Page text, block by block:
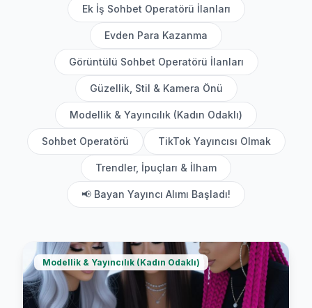
Ek İş Sohbet Operatörü İlanları
Evden Para Kazanma
Görüntülü Sohbet Operatörü İlanları
Güzellik, Stil & Kamera Önü
Modellik & Yayıncılık (Kadın Odaklı)
Sohbet Operatörü TikTok Yayıncısı Olmak
Trendler, İpuçları & İlham
📢 Bayan Yayıncı Alımı Başladı!
Modellik & Yayıncılık (Kadın Odaklı)